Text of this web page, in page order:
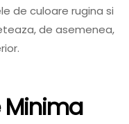
de culoare rugina si
de asemenea,
Minima